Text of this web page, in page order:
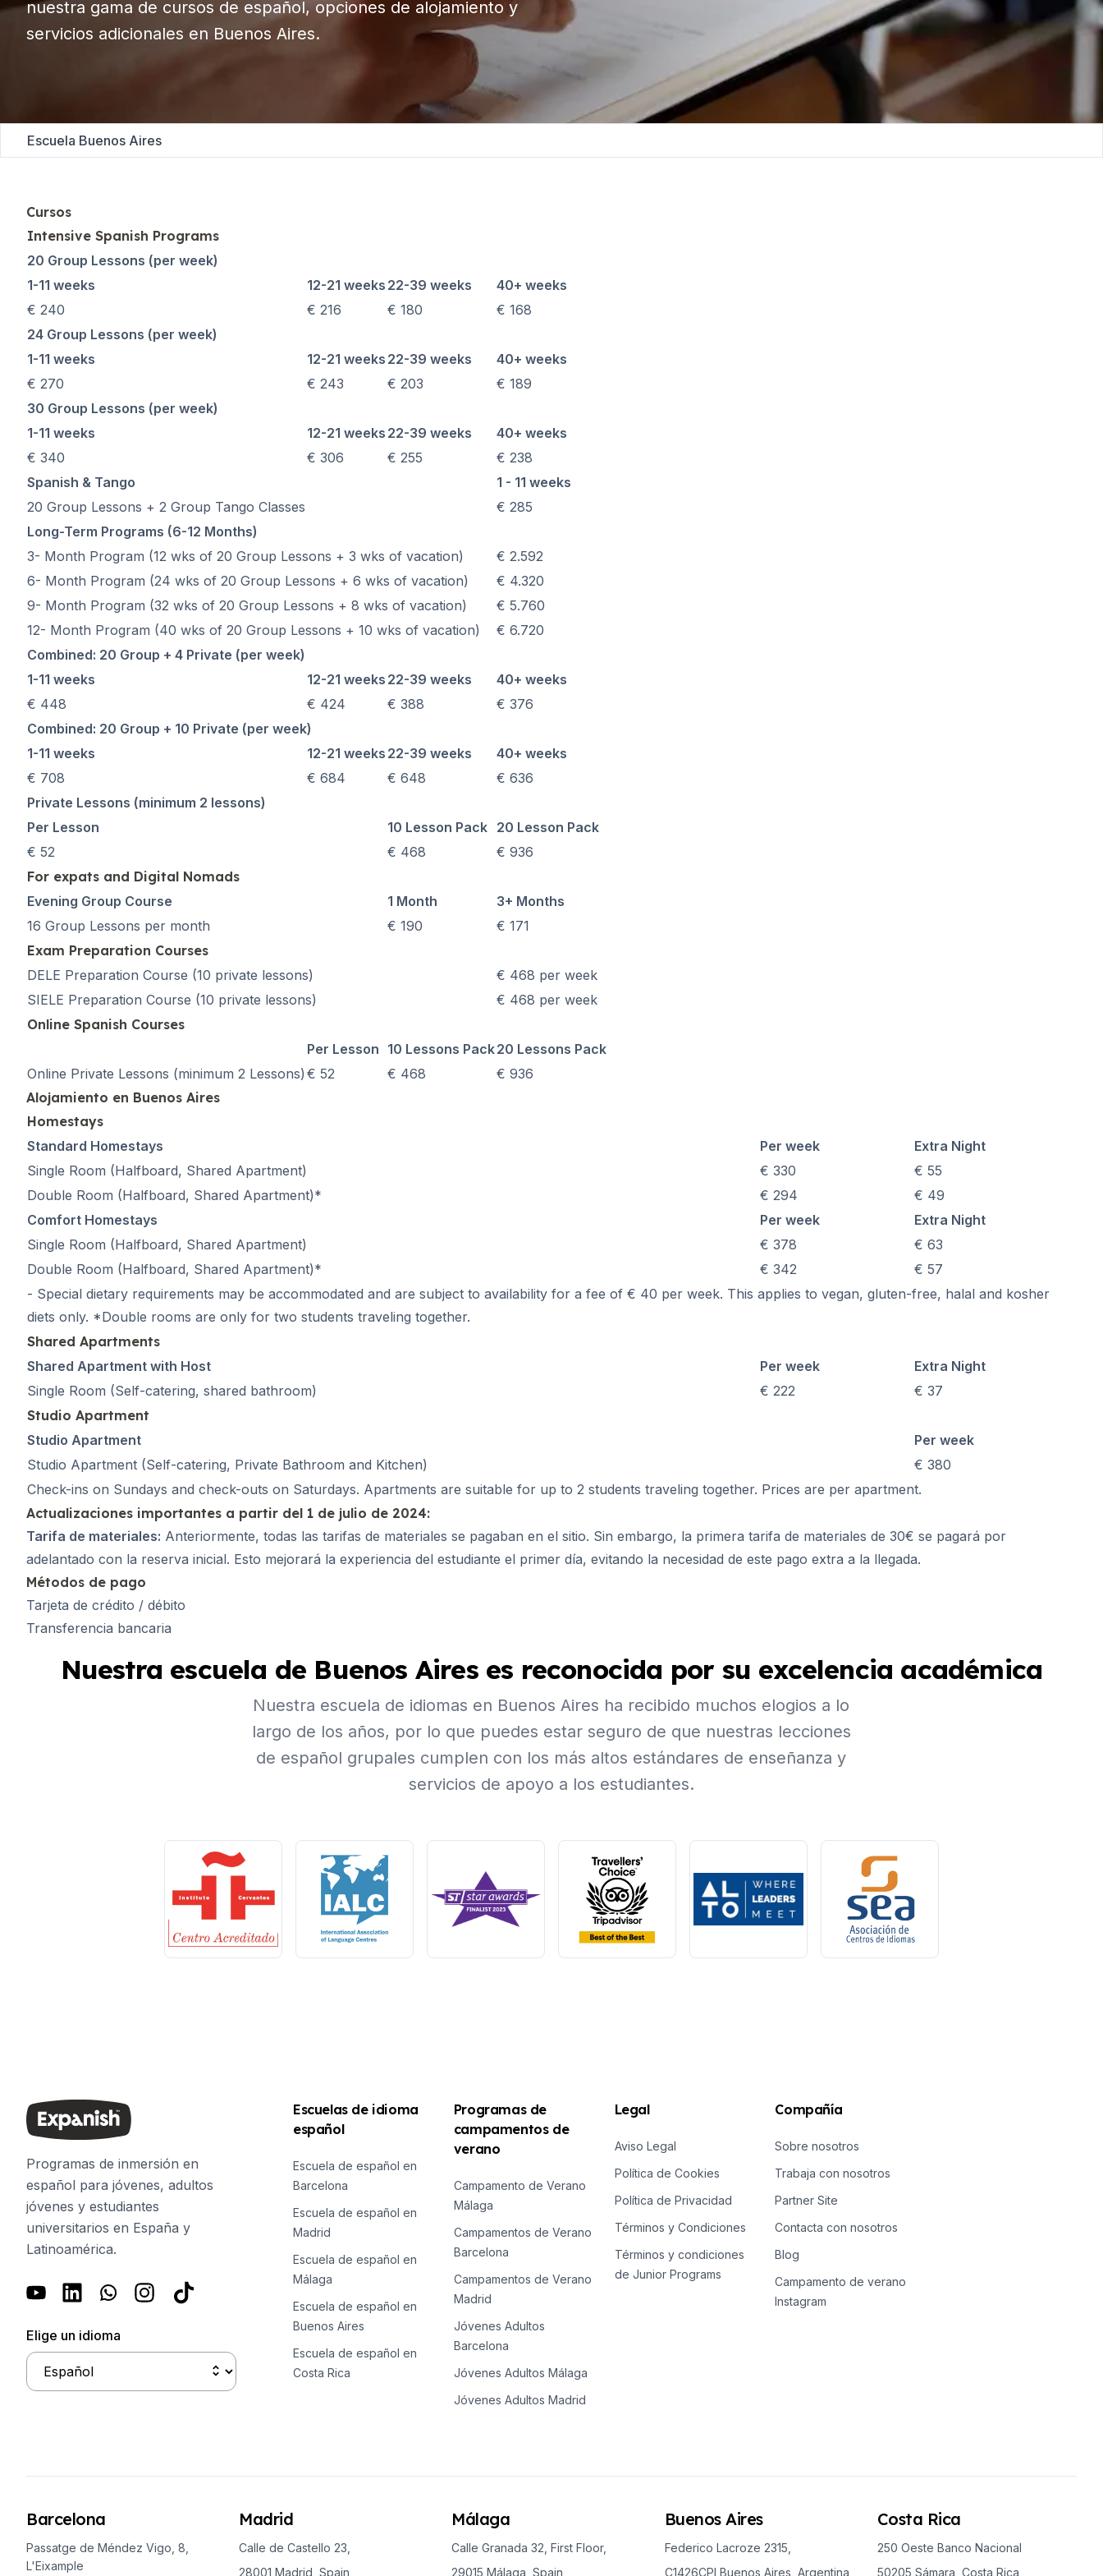
Curso nocturno en grupo
Cursos de larga duración
Lecciones privadas
Curso nocturno en grupo
Cursos de larga duración
Preparación para el examen DELE
Lecciones privadas
Escuela de español de Costa Rica
Curso intensivo en grupo
Cursos de larga duración
Clases particulares de español
Programas por edad
16-20 años
Clases grupales de español
Group Spanish Classes
Curso nocturno en grupo
Lecciones privadas
Cursos de español en línea
Preparación para el examen DELE
Preparación para el examen SIELE
Clases grupales de español
Curso nocturno en grupo
Preparación para el examen SIELE
50+ años
Lecciones privadas
Cursos de español en línea
Preparación para el examen DELE
Barcelona
Campamento de verano
Madrid
Campamento de verano
Adultos jóvenes
Málaga
Campamento de verano
Programas por edad
Málaga
Costa Rica
Adultos jóvenes (16-20 años)
Barcelona
Madrid
nuestra gama de cursos de español, opciones de alojamiento y
servicios adicionales en Buenos Aires.
Escuela Buenos Aires
Cursos
Intensive Spanish Programs
20 Group Lessons (per week)
1-11 weeks
12-21 weeks 22-39 weeks
40+ weeks
€ 240
€ 216 € 180
€ 168
24 Group Lessons (per week)
1-11 weeks
12-21 weeks 22-39 weeks
40+ weeks
€ 270
€ 243 € 203
€ 189
30 Group Lessons (per week)
1-11 weeks
12-21 weeks 22-39 weeks
40+ weeks
€ 340
€ 306 € 255
€ 238
Spanish & Tango
1 - 11 weeks
20 Group Lessons + 2 Group Tango Classes
€ 285
Long-Term Programs (6-12 Months)
3- Month Program (12 wks of 20 Group Lessons + 3 wks of vacation)
€ 2.592
6- Month Program (24 wks of 20 Group Lessons + 6 wks of vacation)
€ 4.320
9- Month Program (32 wks of 20 Group Lessons + 8 wks of vacation)
€ 5.760
12- Month Program (40 wks of 20 Group Lessons + 10 wks of vacation)
€ 6.720
Combined: 20 Group + 4 Private (per week)
1-11 weeks
12-21 weeks 22-39 weeks
40+ weeks
€ 448
€ 424 € 388
€ 376
Combined: 20 Group + 10 Private (per week)
1-11 weeks
12-21 weeks 22-39 weeks
40+ weeks
€ 708
€ 684 € 648
€ 636
Private Lessons (minimum 2 lessons)
Per Lesson
10 Lesson Pack 20 Lesson Pack
€ 52
€ 468
€ 936
For expats and Digital Nomads
Evening Group Course
1 Month
3+ Months
16 Group Lessons per month
€ 190
€ 171
Exam Preparation Courses
DELE Preparation Course (10 private lessons)
€ 468 per week
SIELE Preparation Course (10 private lessons)
€ 468 per week
Online Spanish Courses
Per Lesson 10 Lessons Pack20 Lessons Pack
Online Private Lessons (minimum 2 Lessons) € 52 € 468
€ 936
Alojamiento en Buenos Aires
Homestays
Standard Homestays
Per week
Extra Night
Single Room (Halfboard, Shared Apartment) € 330
€ 55
Double Room (Halfboard, Shared Apartment)* € 294
€ 49
Comfort Homestays
Per week
Extra Night
Single Room (Halfboard, Shared Apartment) € 378
€ 63
Double Room (Halfboard, Shared Apartment)* € 342
€ 57
- Special dietary requirements may be accommodated and are subject to availability for a fee of € 40 per week. This applies to vegan, gluten-free, halal and kosher
diets only. *Double rooms are only for two students traveling together.
Shared Apartments
Shared Apartment with Host
Per week
Extra Night
Single Room (Self-catering, shared bathroom) € 222
€ 37
Studio Apartment
Studio Apartment
Per week
Studio Apartment (Self-catering, Private Bathroom and Kitchen)
€ 380
Check-ins on Sundays and check-outs on Saturdays. Apartments are suitable for up to 2 students traveling together. Prices are per apartment.
Actualizaciones importantes a partir del 1 de julio de 2024:
Tarifa de materiales: Anteriormente, todas las tarifas de materiales se pagaban en el sitio. Sin embargo, la primera tarifa de materiales de 30€ se pagará por
adelantado con la reserva inicial. Esto mejorará la experiencia del estudiante el primer día, evitando la necesidad de este pago extra a la llegada.
Métodos de pago
Tarjeta de crédito / débito
Transferencia bancaria
Nuestra escuela de Buenos Aires es reconocida por su excelencia académica
Nuestra escuela de idiomas en Buenos Aires ha recibido muchos elogios a lo
largo de los años, por lo que puedes estar seguro de que nuestras lecciones
de español grupales cumplen con los más altos estándares de enseñanza y
servicios de apoyo a los estudiantes.
Programas de inmersión en
español para jóvenes, adultos
jóvenes y estudiantes
universitarios en España y
Latinoamérica.
Elige un idioma
Escuelas de idioma
español
Escuela de español en
Barcelona
Escuela de español en
Madrid
Escuela de español en
Málaga
Escuela de español en
Buenos Aires
Escuela de español en
Costa Rica
Programas de
campamentos de
verano
Campamento de Verano
Málaga
Campamentos de Verano
Barcelona
Campamentos de Verano
Madrid
Jóvenes Adultos
Barcelona
Jóvenes Adultos Málaga
Jóvenes Adultos Madrid
Legal
Aviso Legal
Política de Cookies
Política de Privacidad
Términos y Condiciones
Términos y condiciones
de Junior Programs
Compañía
Sobre nosotros
Trabaja con nosotros
Partner Site
Contacta con nosotros
Blog
Campamento de verano
Instagram
Barcelona
Passatge de Méndez Vigo, 8,
L'Eixample
Madrid
Calle de Castello 23,
28001 Madrid, Spain
Málaga
Calle Granada 32, First Floor,
29015 Málaga, Spain
Buenos Aires
Federico Lacroze 2315,
C1426CPI Buenos Aires, Argentina
Costa Rica
250 Oeste Banco Nacional
50205 Sámara, Costa Rica